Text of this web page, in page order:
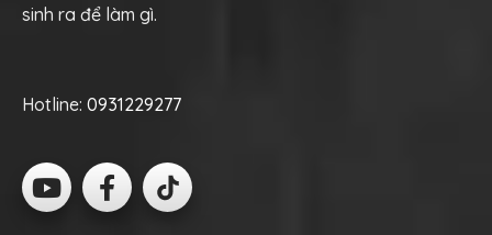
sinh ra để làm gì.
Hotline: 0931229277